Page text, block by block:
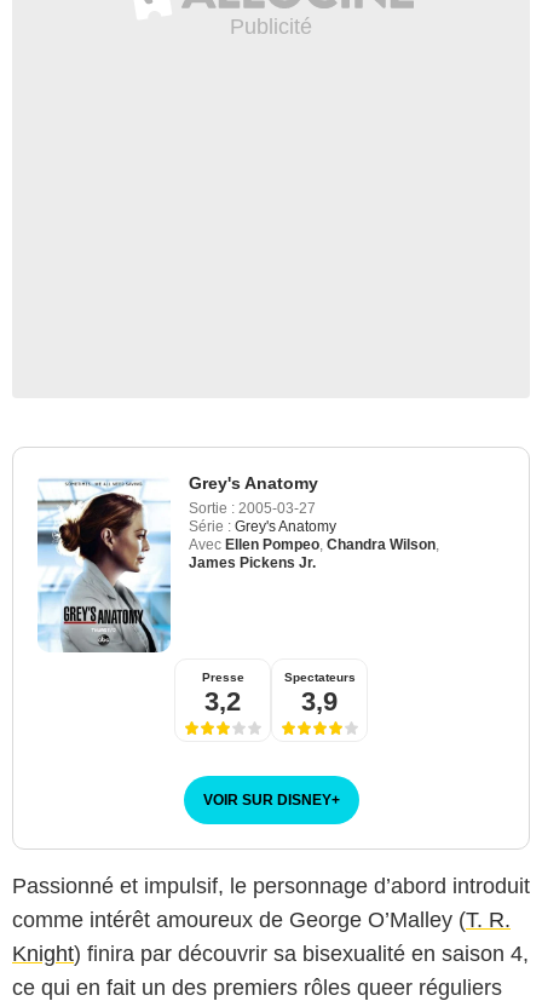
Grey's Anatomy
Sortie : 2005-03-27
Série : Grey's Anatomy
Avec Ellen Pompeo Chandra Wilson
James Pickens Jr.
Presse
3,2
Spectateurs
3,9
VOIR SUR DISNEY+
Passionné et impulsif, le personnage d’abord introduit
comme intérêt amoureux de George O’Malley (T. R.
Knight) finira par découvrir sa bisexualité en saison 4,
ce qui en fait un des premiers rôles queer réguliers